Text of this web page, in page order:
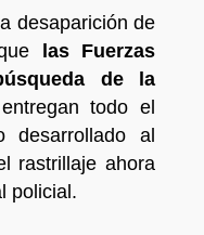
desaparición de
las Fuerzas
de la
todo el
desarrollado al
rastrillaje ahora
policial.